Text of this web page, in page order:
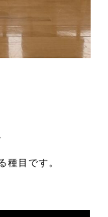
種目です。